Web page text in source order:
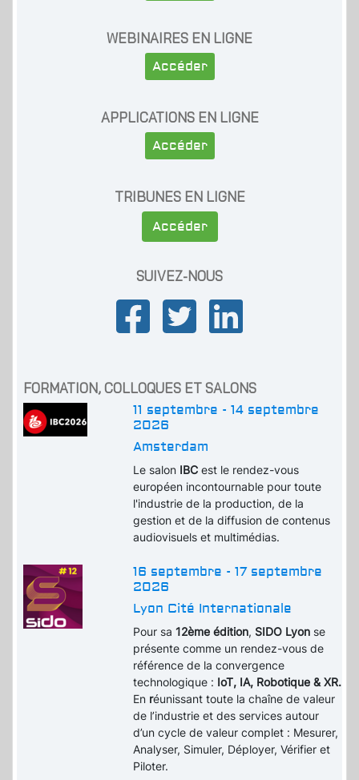
WEBINAIRES EN LIGNE
Accéder
APPLICATIONS EN LIGNE
Accéder
TRIBUNES EN LIGNE
Accéder
SUIVEZ-NOUS
FORMATION, COLLOQUES ET SALONS
11 septembre - 14 septembre
2026
Amsterdam
Le salon IBCest le rendez-vous
européen incontournable pour toute
l'industrie de la production, de la
gestion et de la diffusion de contenus
audiovisuels et multimédias.
16 septembre - 17 septembre
2026
Lyon Cité Internationale
Pour sa12ème édition, SIDO Lyon se
présente comme un rendez-vous de
référence de la convergence
technologique : IoT, IA, Robotique & XR.
En réunissant toute la chaîne de valeur
de l’industrie et des services autour
d’un cycle de valeur complet : Mesurer,
Analyser, Simuler, Déployer, Vérifier et
Piloter.